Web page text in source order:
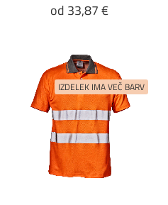
od 33,87 €